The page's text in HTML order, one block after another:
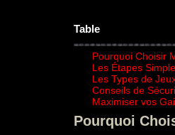
Table
Pourquoi Choisir
Les Étapes
Les Types de
Conseils de
Maximiser vos
Pourquoi